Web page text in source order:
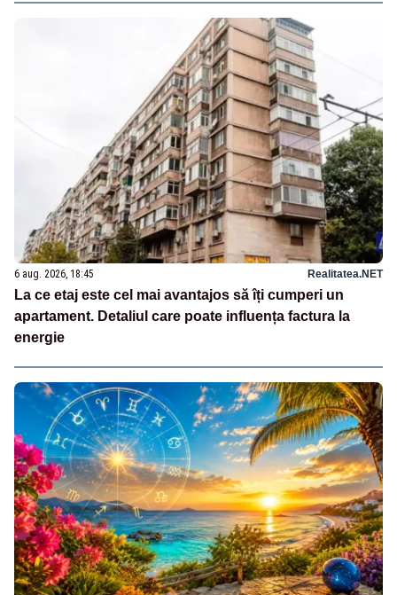
6 aug. 2026, 18:45 Realitatea.NET
La ce etaj este cel mai avantajos să îți cumperi un
apartament. Detaliul care poate influența factura la
energie